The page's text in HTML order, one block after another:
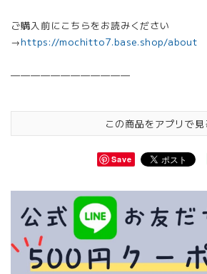
ご購入前にこちらをお読みください
→https://mochitto7.base.shop/about
————————————
この商品をアプリで見
Save